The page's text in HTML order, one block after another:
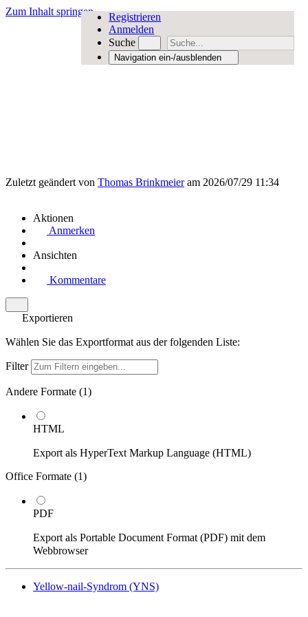
Zum Inhalt springen
Registrieren
Anmelden
Suche
Navigation ein-/ausblenden
Zuletzt geändert von Thomas Brinkmeieram 2026/07/29 11:34
Aktionen
Anmerken
Ansichten
Kommentare
Exportieren
Wählen Sie das Exportformat aus der folgenden Liste:
Filter
Andere Formate (1)
HTML
Export als HyperText Markup Language (HTML)
Office Formate (1)
PDF
Export als Portable Document Format (PDF) mit dem
Webbrowser
Yellow-nail-Syndrom (YNS)